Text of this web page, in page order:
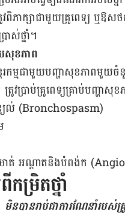
រូវ​ពិភាក្សា​ជាមួយ​គ្រូពេទ្យ ឬ​ឱ
ាស់​ថ្នាំ។
សុខភាព​​
តរកម្ម​ជាមួយ​​​បញ្ហា​សុខ​ភាពមួយ​ចំនួ
ប្រាប់​គ្រូពេទ្យ​គ្រាប់​បញ្ហា​សុខ​
យល់ (Bronchospasm)
ត់ អណ្ដាត​និង​បំពង់​ក
ម្រិតថ្នាំ
ន​បាន​រាប់​ជា​ការ​ណែ​នាំ​របស់​